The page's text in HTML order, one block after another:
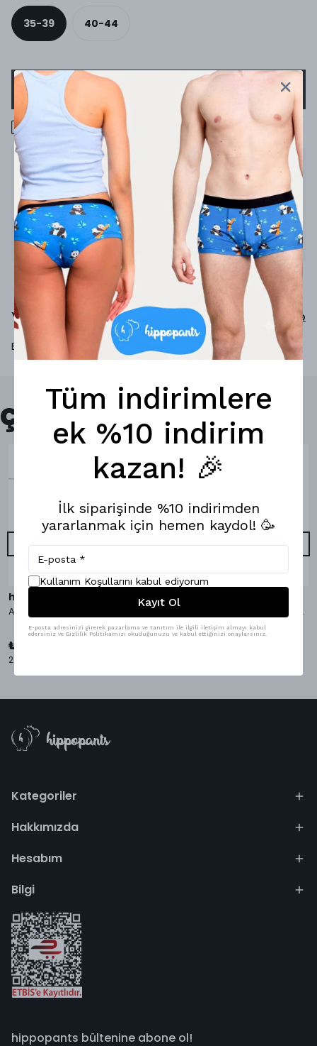
35-39 40-44
SEPETE EKLE
1000 TL üzeri ücretsiz kargo
Ürün Açıklaması
Rahatlığa yelken aç
%65 pamuk
%33 poliamid
%2 elastan
Yorumlar Yorum Yap
Bu ürün için henüz yorum yapılmamış.
Çok Satanlar
hippopants
AvocaDo It Bambu Çorap
₺ 349.00
2 Çorap Bedeni
hippopants
AvocaDo It Boxer & Bambu Çorap
%9
₺ 1,098.00
Kategoriler
Hakkımızda
Hesabım
Bilgi
hippopants bültenine abone ol!
Tüm indirimlere
ek %10 indirim
kazan! 🎉
İlk siparişinde %10 indirimden
yararlanmak için hemen kaydol! 🥳
Kullanım Koşullarını kabul ediyorum
Kayıt Ol
E-posta adresinizi girerek pazarlama ve tanıtım ile ilgili iletişim almayı kabul
edersiniz ve Gizlilik Politikamızı okuduğunuzu ve kabul ettiğinizi onaylarsınız.